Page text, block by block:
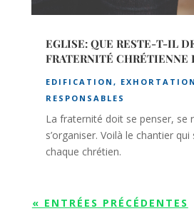
EGLISE: QUE RESTE-T-IL
FRATERNITÉ CHRÉTIENNE
EDIFICATION ,
RESPONSABLES
La fraternité doit se penser, se
s’organiser. Voilà le chantier qui
chaque chrétien.
« ENTRÉES PRÉCÉDENTES